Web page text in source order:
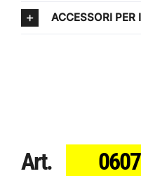
Art. 0607
ACCESSORI